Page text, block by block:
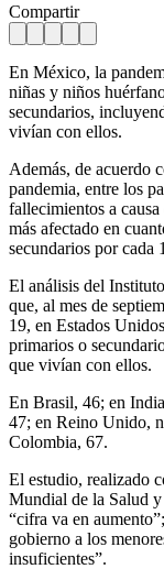
Compartir
En México, la
niñas y niños
secundarios,
vivían con ellos.
Además, de acuerdo
pandemia, entre los
fallecimientos a
más afectado en
secundarios por cada
El análisis del
que, al mes de
19, en Estados
primarios o
que vivían con ellos.
En Brasil, 46; en
47; en Reino Unido,
Colombia, 67.
El estudio, realizado
Mundial de la Salud
“cifra va en
gobierno a los
insuficientes”.